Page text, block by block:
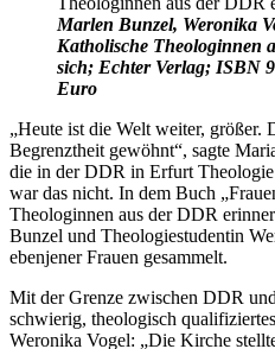
Marlen Bunzel, Weronika
Katholische Theologinnen
sich; Echter Verlag; ISBN
Euro
„Heute ist die Welt weiter, größer.
Begrenztheit gewöhnt“, sagte
die in der DDR in Erfurt Theologie
war das nicht. In dem Buch
Theologinnen aus der DDR
Bunzel und Theologiestudentin
ebenjener Frauen gesammelt.
Mit der Grenze zwischen DDR
schwierig, theologisch
Weronika Vogel: „Die Kirche